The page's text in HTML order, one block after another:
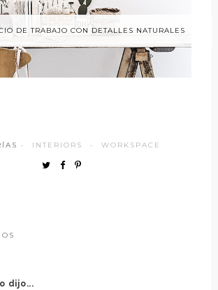
DE TRABAJO CON DETALLES NATURALES
· INTERIORS · WORKSPACE
dijo...